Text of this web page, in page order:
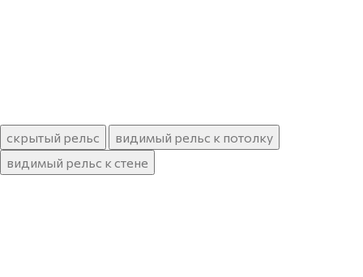
скрытый рельс
видимый рельс к потолку
видимый рельс к стене